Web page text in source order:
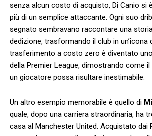
⁤senza alcun costo di acquisto, Di Canio si​
‍più di un semplice attaccante. Ogni suo
segnato sembravano ⁢raccontare una⁢
dedizione, trasformando il club in un’icona
trasferimento a costo zero è diventato
della Premier League, dimostrando ⁢come
un giocatore possa risultare inestimabile.
Un ⁣altro esempio memorabile è quello di‌
quale, dopo una carriera straordinaria, ha
casa al Manchester ⁢United. Acquistato dai